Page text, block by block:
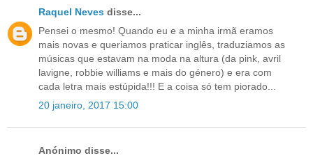
Raquel Neves disse...
Pensei o mesmo! Quando eu e a minha irmã eramos
mais novas e queriamos praticar inglês, traduziamos as
músicas que estavam na moda na altura (da pink, avril
lavigne, robbie williams e mais do género) e era com
cada letra mais estúpida!!! E a coisa só tem piorado...
20 janeiro, 2017 15:00
Anónimo disse...